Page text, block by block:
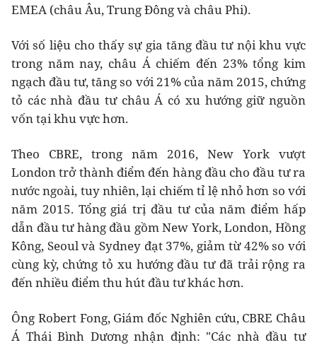
EMEA (châu Âu, Trung Đông và châu Phi).
Với số liệu cho thấy sự gia tăng đầu tư nội khu vực
trong năm nay, châu Á chiếm đến 23% tổng kim
ngạch đầu tư, tăng so với 21% của năm 2015, chứng
tỏ các nhà đầu tư châu Á có xu hướng giữ nguồn
vốn tại khu vực hơn.
Theo CBRE, trong năm 2016, New York vượt
London trở thành điểm đến hàng đầu cho đầu tư ra
nước ngoài, tuy nhiên, lại chiếm tỉ lệ nhỏ hơn so với
năm 2015. Tổng giá trị đầu tư của năm điểm hấp
dẫn đầu tư hàng đầu gồm New York, London, Hồng
Kông, Seoul và Sydney đạt 37%, giảm từ 42% so với
cùng kỳ, chứng tỏ xu hướng đầu tư đã trải rộng ra
đến nhiều điểm thu hút đầu tư khác hơn.
Ông Robert Fong, Giám đốc Nghiên cứu, CBRE Châu
Á Thái Bình Dương nhận định: "Các nhà đầu tư